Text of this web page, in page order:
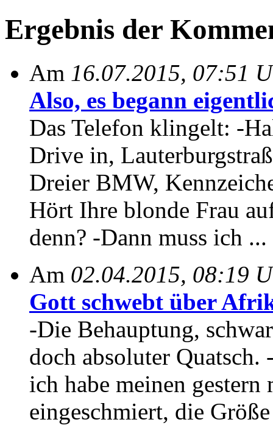
Ergebnis der
Am 16.07.2015, 07:51
Also, es begann
Das Telefon klingelt: -
Drive in,
Dreier BMW,
Hört Ihre blonde Frau
denn? -Dann muss ich
Am 02.04.2015, 08:19
Gott schwebt über
-Die Behauptung,
doch absoluter
ich habe meinen
eingeschmiert, die